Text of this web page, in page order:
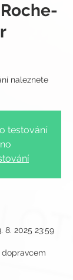
naleznete
testování
8. 2025 23:59